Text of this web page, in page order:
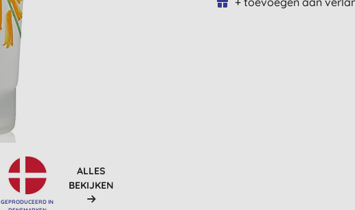
GEPRODUCEERD IN
ALLES
BEKIJKEN